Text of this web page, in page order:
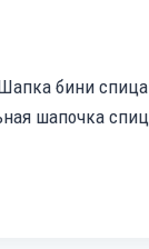
бини
шапочка